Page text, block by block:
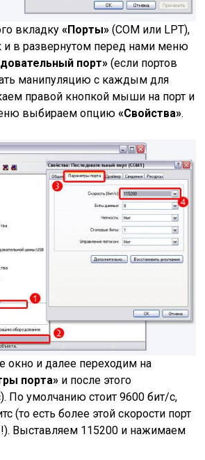
вкладку«Порты» (COM или LPT),
в развернутом перед нами меню
порт» (если портов
манипуляцию с каждым для
правой кнопкой мыши на порт и
выбираем опцию«Свойства».
окно и далее переходим на
порта» и после этого
По умолчанию стоит 9600 бит/с,
(то есть более этой скорости порт
Выставляем 115200 и нажимаем